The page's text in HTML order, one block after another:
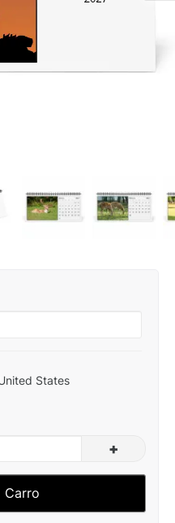
States
+
Carro